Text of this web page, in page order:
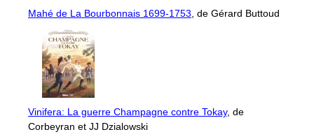
Mahé de La Bourbonnais 1699-1753 , de Gérard Buttoud
Vinifera: La guerre Champagne contre Tokay, de
Corbeyran et JJ Dzialowski